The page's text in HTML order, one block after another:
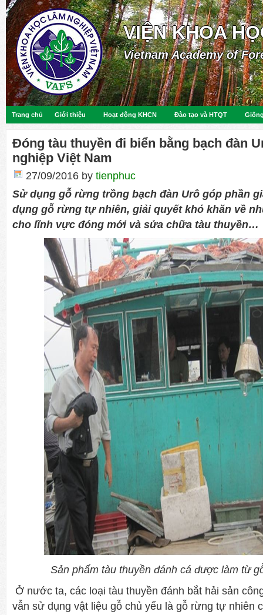
VIỆN KHOA
Vietnam Academy of
Trang chủ Giới thiệu Hoạt động KHCN Đào tạo và HTQT
Đóng tàu thuyền đi biển bằng bạch đàn
nghiệp Việt Nam
27/09/2016 by tienphuc
Sử dụng gỗ rừng trồng bạch đàn Urô góp phần
dụng gỗ rừng tự nhiên, giải quyết khó khăn về
cho lĩnh vực đóng mới và sửa chữa tàu thuyền…
Sản phẩm tàu thuyền đánh cá được làm từ
Ở nước ta, các loại tàu thuyền đánh bắt hải sản
vẫn sử dụng vật liệu gỗ chủ yếu là gỗ rừng tự nhiên